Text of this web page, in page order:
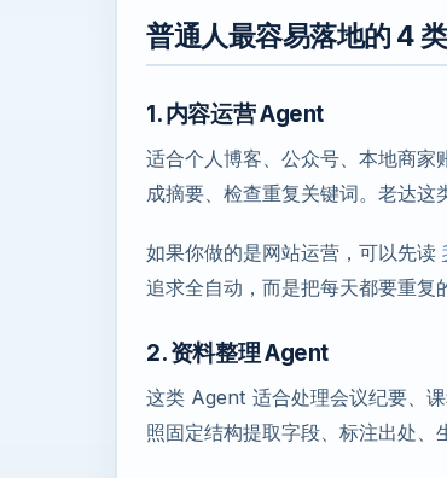
普通人最容易落地的 4
1. 内容运营 Agent
适合个人博客、公众号、本地商家
成摘要、检查重复关键词。老达这
如果你做的是网站运营，可以先读
追求全自动，而是把每天都要重复
2. 资料整理 Agent
这类 Agent 适合处理会议纪要、
照固定结构提取字段、标注出处、